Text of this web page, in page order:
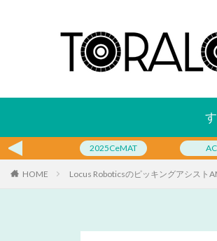
2025CeMAT
HOME Locus Roboticsのピッキングアシス